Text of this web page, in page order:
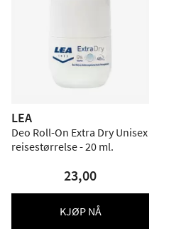
LEA
Deo Roll-On Extra Dry Unisex
reisestørrelse - 20 ml.
23,00
KJØP NÅ